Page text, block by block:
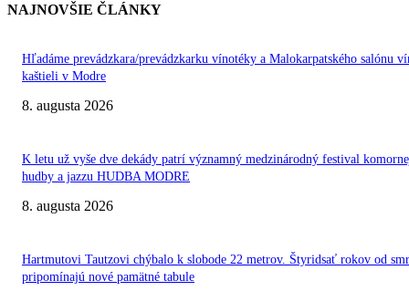
NAJNOVŠIE ČLÁNKY
Hľadáme prevádzkara/prevádzkarku vínotéky a Malokarpatského salónu
kaštieli v Modre
8. augusta 2026
K letu už vyše dve dekády patrí významný medzinárodný festival
hudby a jazzu HUDBA MODRE
8. augusta 2026
Hartmutovi Tautzovi chýbalo k slobode 22 metrov. Štyridsať rokov od
pripomínajú nové pamätné tabule